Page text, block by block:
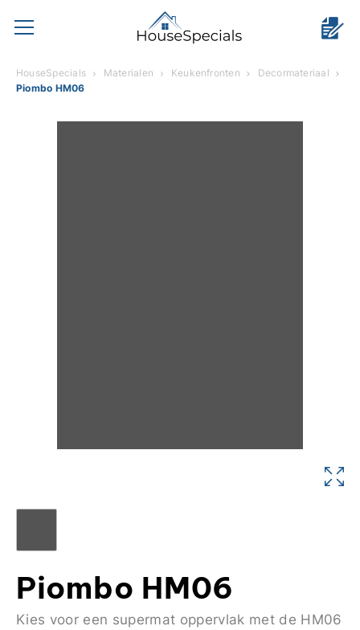
HouseSpecials Materialen Keukenfronten
Decormateriaal
Piombo HM06
Piombo HM06
Kies voor een supermat oppervlak met de HM06